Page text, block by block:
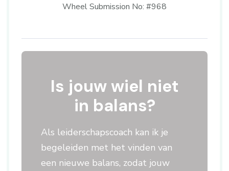
Wheel Submission No: #968
Is jouw wiel niet
in balans?
Als leiderschapscoach kan ik je
begeleiden met het vinden van
een nieuwe balans, zodat jouw